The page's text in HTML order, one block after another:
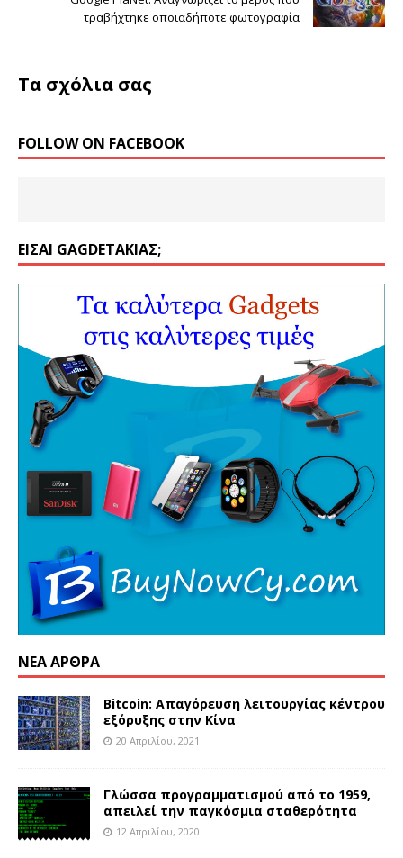
τραβήχτηκε οποιαδήποτε φωτογραφία
Τα σχόλια σας
FOLLOW ON FACEBOOK
ΕΊΣΑΙ GAGDETΆΚΙΑΣ;
ΝΈΑ ΆΡΘΡΑ
Bitcoin: Απαγόρευση λειτουργίας κέντρου
εξόρυξης στην Κίνα
20 Απριλίου, 2021
Γλώσσα προγραμματισμού από το 1959,
απειλεί την παγκόσμια σταθερότητα
12 Απριλίου, 2020